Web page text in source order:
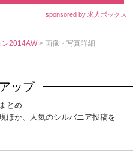
sponsored by 求人ボックス
ン2014AW> 画像・写真詳細
ップ
とめ
ほか、人気のシルバニア投稿を